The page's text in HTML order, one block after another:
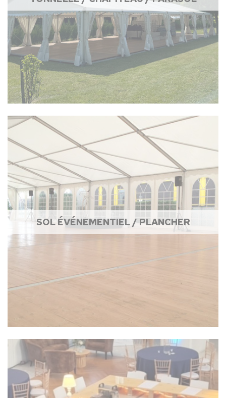
SOL ÉVÉNEMENTIEL / PLANCHER